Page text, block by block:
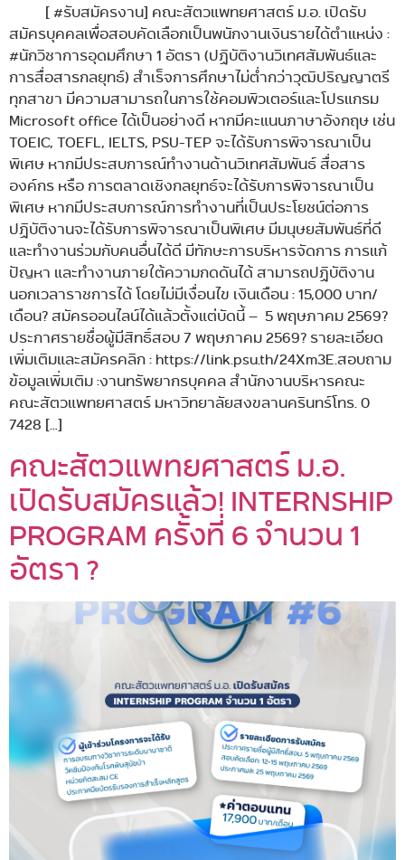
[ #รับสมัครงาน] คณะสัตวแพทยศาสตร์ ม.อ. เปิดรับ
สมัครบุคคลเพื่อสอบคัดเลือกเป็นพนักงานเงินรายได้ตำแหน่ง :
#นักวิชาการอุดมศึกษา 1 อัตรา (ปฏิบัติงานวิเทศสัมพันธ์และ
การสื่อสารกลยุทธ์) สำเร็จการศึกษาไม่ต่ำกว่าวุฒิปริญญาตรี
ทุกสาขา มีความสามารถในการใช้คอมพิวเตอร์และโปรแกรม
Microsoft office ได้เป็นอย่างดี หากมีคะแนนภาษาอังกฤษ เช่น
TOEIC, TOEFL, IELTS, PSU-TEP จะได้รับการพิจารณาเป็น
พิเศษ หากมีประสบการณ์ทำงานด้านวิเทศสัมพันธ์ สื่อสาร
องค์กร หรือ การตลาดเชิงกลยุทธ์จะได้รับการพิจารณาเป็น
พิเศษ หากมีประสบการณ์การทำงานที่เป็นประโยชน์ต่อการ
ปฏิบัติงานจะได้รับการพิจารณาเป็นพิเศษ มีมนุษยสัมพันธ์ที่ดี
และทำงานร่วมกับคนอื่นได้ดี มีทักษะการบริหารจัดการ การแก้
ปัญหา และทำงานภายใต้ความกดดันได้ สามารถปฏิบัติงาน
นอกเวลาราชการได้ โดยไม่มีเงื่อนไข เงินเดือน : 15,000 บาท/
เดือน? สมัครออนไลน์ได้แล้วตั้งแต่บัดนี้ – 5 พฤษภาคม 2569?
ประกาศรายชื่อผู้มีสิทธิ์สอบ 7 พฤษภาคม 2569? รายละเอียด
เพิ่มเติมและสมัครคลิก : https://link.psu.th/24Xm3E.สอบถาม
ข้อมูลเพิ่มเติม :งานทรัพยากรบุคคล สำนักงานบริหารคณะ
คณะสัตวแพทยศาสตร์ มหาวิทยาลัยสงขลานครินทร์โทร. 0
7428 […]
คณะสัตวแพทยศาสตร์ ม.อ.
เปิดรับสมัครแล้ว! INTERNSHIP
PROGRAM ครั้งที่ 6 จำนวน 1
อัตรา ?